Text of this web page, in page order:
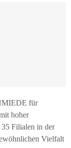
für
hoher
35 Filialen in der
Vielfalt